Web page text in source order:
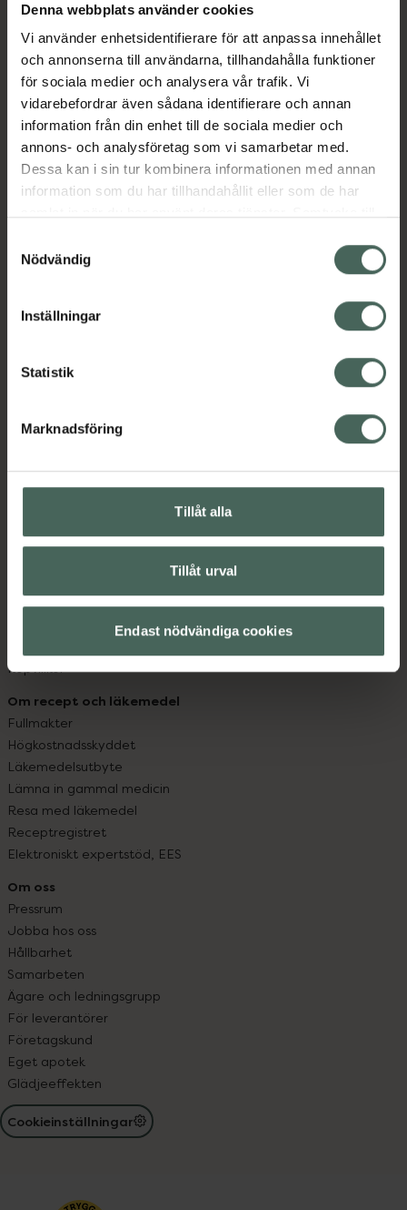
Denna webbplats använder cookies
Vi använder enhetsidentifierare för att anpassa innehållet
och annonserna till användarna, tillhandahålla funktioner
för sociala medier och analysera vår trafik. Vi
vidarebefordrar även sådana identifierare och annan
information från din enhet till de sociala medier och
annons- och analysföretag som vi samarbetar med.
Dessa kan i sin tur kombinera informationen med annan
information som du har tillhandahållit eller som de har
återkalla ditt samtycke via webbplatsens
cookieinställningar. Ett återkallat samtycke påverkar inte
lagligheten av behandling som skett innan återkallelsen.
Nödvändig
Inställningar
Statistik
Marknadsföring
Tillåt alla
Tillåt urval
Endast nödvändiga cookies
Aktuella erbjudanden
Beskrivning
Läs alltid bipacksedeln innan
användning.
Kronans Apotek finns här för dig. Du hittar oss från Skåne i
syd till Lappland i norr, och online i mobilen och på
datorn. Oavsett vem du är så är det vårt uppdrag att
med oss.
Kundservice
Kontakta oss
Hitta apotek
Leverans, betalning och retur
Sajtens tillgänglighet
Köpvillkor
Om recept och läkemedel
Fullmakter
Högkostnadsskyddet
Läkemedelsutbyte
Lämna in gammal medicin
Resa med läkemedel
Receptregistret
Elektroniskt expertstöd, EES
Om oss
Pressrum
Jobba hos oss
Hållbarhet
Samarbeten
Ägare och ledningsgrupp
För leverantörer
Företagskund
Eget apotek
Glädjeeffekten
Cookieinställningar